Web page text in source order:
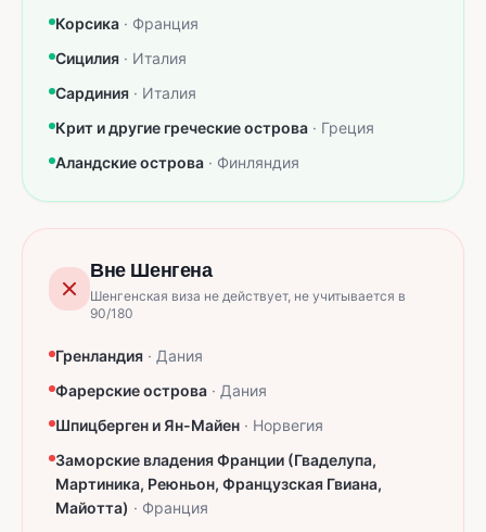
Корсика · Франция
Сицилия · Италия
Сардиния · Италия
Крит и другие греческие острова · Греция
Аландские острова · Финляндия
Вне Шенгена
Шенгенская виза не действует, не учитывается в
90/180
Гренландия · Дания
Фарерские острова · Дания
Шпицберген и Ян-Майен · Норвегия
Заморские владения Франции (Гваделупа,
Мартиника, Реюньон, Французская Гвиана,
Майотта) · Франция